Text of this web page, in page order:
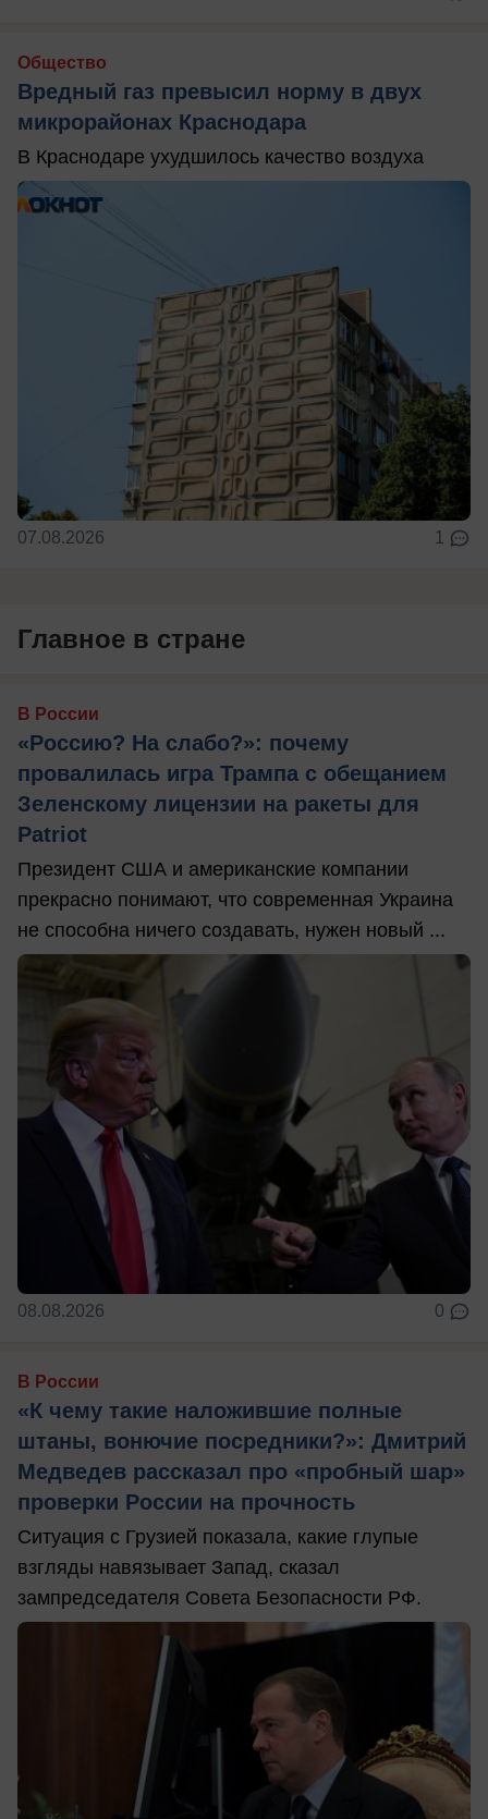
Общество
Вредный газ превысил норму в двух
микрорайонах Краснодара
В Краснодаре ухудшилось качество воздуха
07.08.2026 1
Главное в стране
В России
«Россию? На слабо?»: почему
провалилась игра Трампа с обещанием
Зеленскому лицензии на ракеты для
Patriot
Президент США и американские компании
прекрасно понимают, что современная Украина
не способна ничего создавать, нужен новый ...
08.08.2026 0
В России
«К чему такие наложившие полные
штаны, вонючие посредники?»: Дмитрий
Медведев рассказал про «пробный шар»
проверки России на прочность
Ситуация с Грузией показала, какие глупые
взгляды навязывает Запад, сказал
зампредседателя Совета Безопасности РФ.